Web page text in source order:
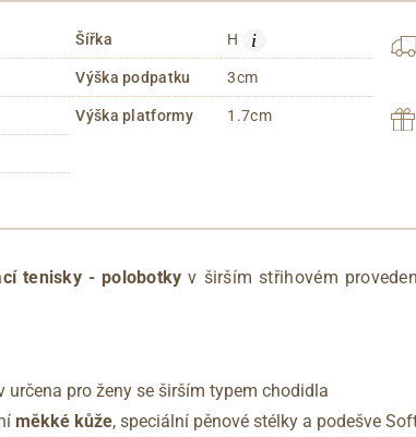
Šířka H i
Výška podpatku 3cm
Výška platformy 1.7cm
tenisky - polobotky v širším střihovém
určena pro ženy se širším typem chodidla
měkké kůže, speciální pěnové stélky a podešve